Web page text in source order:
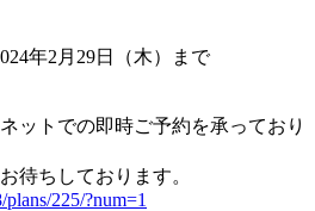
年2月29日（木）まで
ットでの即時ご予約を承っており
待ちしております。
225/?num=1